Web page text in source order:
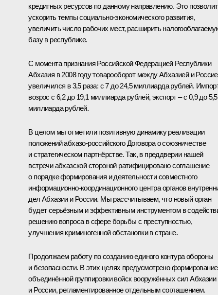
кредитных ресурсов по данному направлению. Это позволит
ускорить темпы социально-экономического развития,
увеличить число рабочих мест, расширить
базу в республике.
С момента признания Российской Федерацией Республики
Абхазия в 2008 году товарооборот между Абхазией и
увеличился в 3,5 раза: с 7 до 24,5 миллиарда рублей.
возрос с 6,2 до 19,1 миллиарда рублей, экспорт – с 0,9 до 5,5
миллиарда рублей.
В целом мы отметили позитивную динамику реализации
положений абхазо-российского Договора о союзничестве
и стратегическом партнёрстве. Так, в преддверии нашей
встречи абхазской стороной ратифицировано соглашение
о порядке формирования и деятельности совместного
информационно-координационного центра органов
дел Абхазии и России. Мы рассчитываем, что новый орган
будет серьёзным и эффективным инструментом в
решению вопроса в сфере борьбы с преступностью,
улучшения криминогенной обстановки в стране.
Продолжаем работу по созданию единого контура обороны
и безопасности. В этих целях предусмотрено формирование
объединённой группировки войск вооружённых сил Абхазии
и России, регламентированное отдельным соглашением.